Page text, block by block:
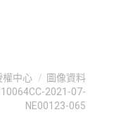
權中心
圖像資料
2021-07-
NE00123-065